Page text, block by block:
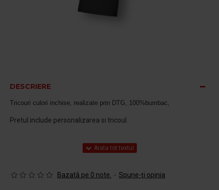
DESCRIERE
Tricouri culori inchise, realizate prin DTG, 100%bumbac,
Pretul include personalizarea si tricoul.
Bazată pe 0 note. - Spune-ţi opinia